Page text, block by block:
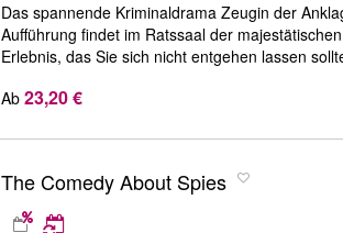
Das spannende Kriminaldrama Zeugin der
Aufführung findet im Ratssaal der
Erlebnis, das Sie sich nicht entgehen lassen
Ab 23,20 €
The Comedy About Spies